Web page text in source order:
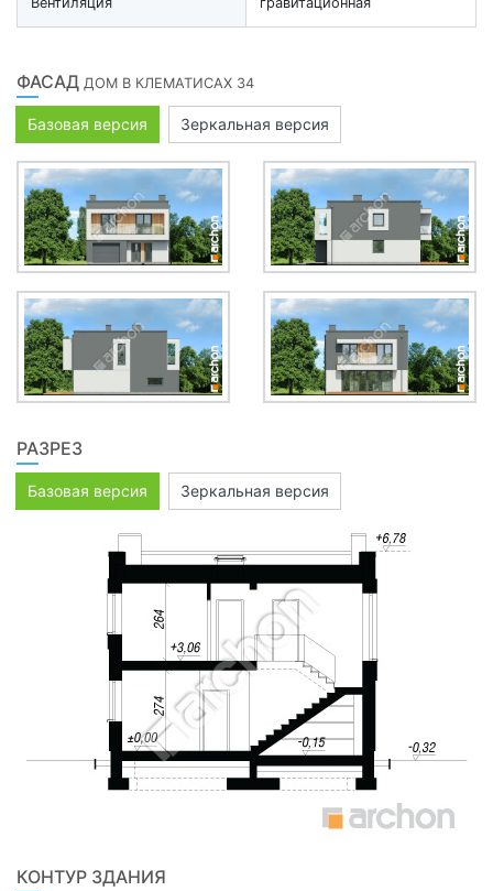
ФАСАД ДОМ В КЛЕМАТИСАХ 34
Базовая версия Зеркальная версия
РАЗРЕЗ
Базовая версия Зеркальная версия
КОНТУР ЗДАНИЯ